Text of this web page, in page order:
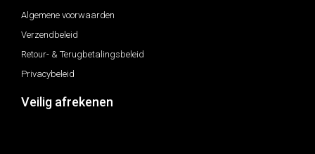
Algemene voorwaarden
Verzendbeleid
Retour- & Terugbetalingsbeleid
Privacybeleid
Veilig afrekenen